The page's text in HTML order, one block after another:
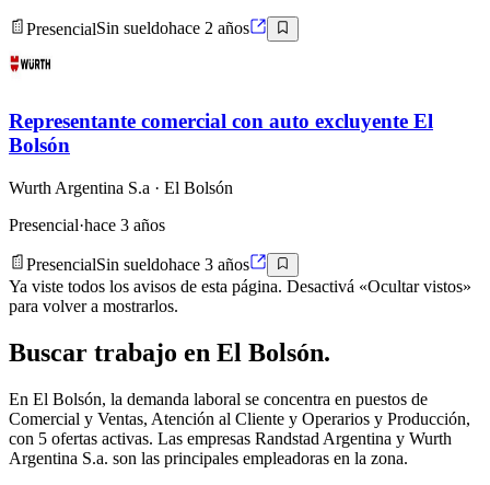
PresencialSin sueldohace 2 años
Representante comercial con auto excluyente El
Bolsón
Wurth Argentina S.a · El Bolsón
Presencial·hace 3 años
PresencialSin sueldohace 3 años
Ya viste todos los avisos de esta página. Desactivá «Ocultar vistos»
para volver a mostrarlos.
Buscar trabajo en El Bolsón.
En El Bolsón, la demanda laboral se concentra en puestos de
Comercial y Ventas, Atención al Cliente y Operarios y Producción,
con 5 ofertas activas. Las empresas Randstad Argentina y Wurth
Argentina S.a. son las principales empleadoras en la zona.